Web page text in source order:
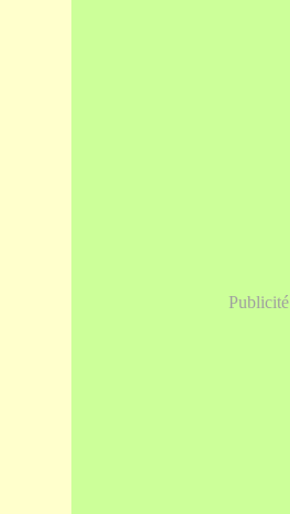
Publicité